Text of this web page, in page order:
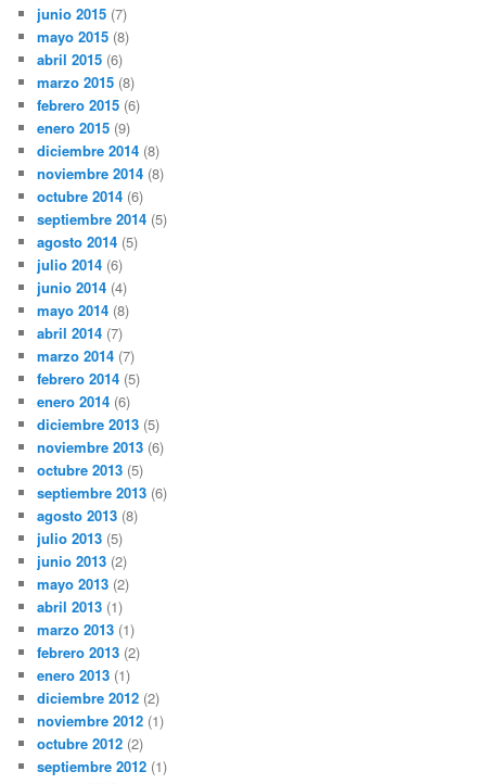
junio 2015 (7)
mayo 2015 (8)
abril 2015 (6)
marzo 2015 (8)
febrero 2015 (6)
enero 2015 (9)
diciembre 2014 (8)
noviembre 2014 (8)
octubre 2014 (6)
septiembre 2014 (5)
agosto 2014 (5)
julio 2014 (6)
junio 2014 (4)
mayo 2014 (8)
abril 2014 (7)
marzo 2014 (7)
febrero 2014 (5)
enero 2014 (6)
diciembre 2013 (5)
noviembre 2013 (6)
octubre 2013 (5)
septiembre 2013 (6)
agosto 2013 (8)
julio 2013 (5)
junio 2013 (2)
mayo 2013 (2)
abril 2013 (1)
marzo 2013 (1)
febrero 2013 (2)
enero 2013 (1)
diciembre 2012 (2)
noviembre 2012 (1)
octubre 2012 (2)
septiembre 2012 (1)